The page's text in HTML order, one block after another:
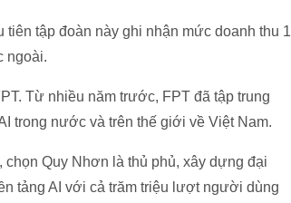
tập đoàn này ghi nhận mức doanh thu 1
ngoài.
Từ nhiều năm trước, FPT đã tập trung
trong nước và trên thế giới về Việt Nam.
Quy Nhơn là thủ phủ, xây dựng đại
tảng AI với cả trăm triệu lượt người dùng